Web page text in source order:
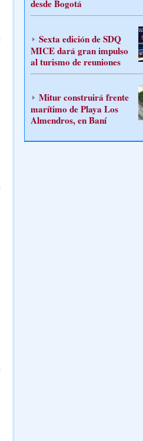
desde Bogotá
Sexta edición de SDQ
MICE dará gran impulso
al turismo de reuniones
Mitur construirá frente
marítimo de Playa Los
Almendros, en Baní